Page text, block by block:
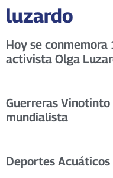
luzardo
Hoy se
activista Olga
Guerreras
mundialista
Deportes